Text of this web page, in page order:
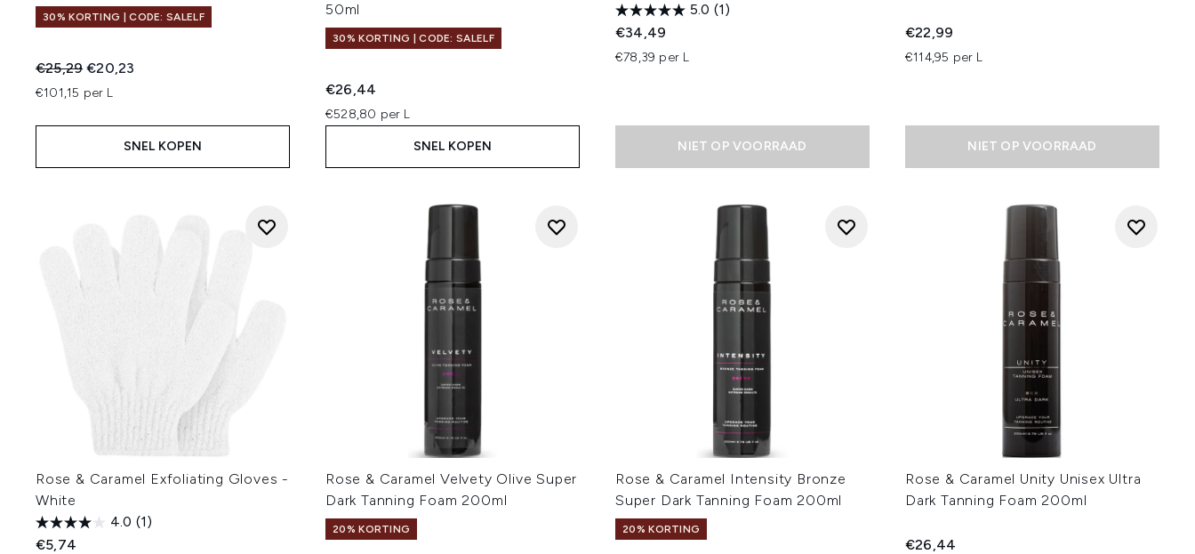
30% KORTING | CODE: SALELF
Recommended Retail Price:
€25,29Huidige prijs:
€20,23
€101,15 per L
SNEL KOPEN
50ml
30% KORTING | CODE: SALELF
€26,44
€528,80 per L
SNEL KOPEN
5.0 (1)
€34,49
€78,39 per L
NIET OP VOORRAAD
€22,99
€114,95 per L
NIET OP VOORRAAD
Rose & Caramel Exfoliating Gloves -
White
4.0 (1)
€5,74
Rose & Caramel Velvety Olive Super
Dark Tanning Foam 200ml
20% KORTING
Rose & Caramel Intensity Bronze
Super Dark Tanning Foam 200ml
20% KORTING
Rose & Caramel Unity Unisex Ultra
Dark Tanning Foam 200ml
€26,44